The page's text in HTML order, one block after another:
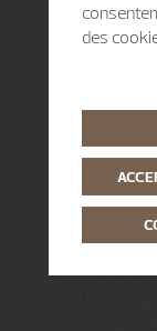
des